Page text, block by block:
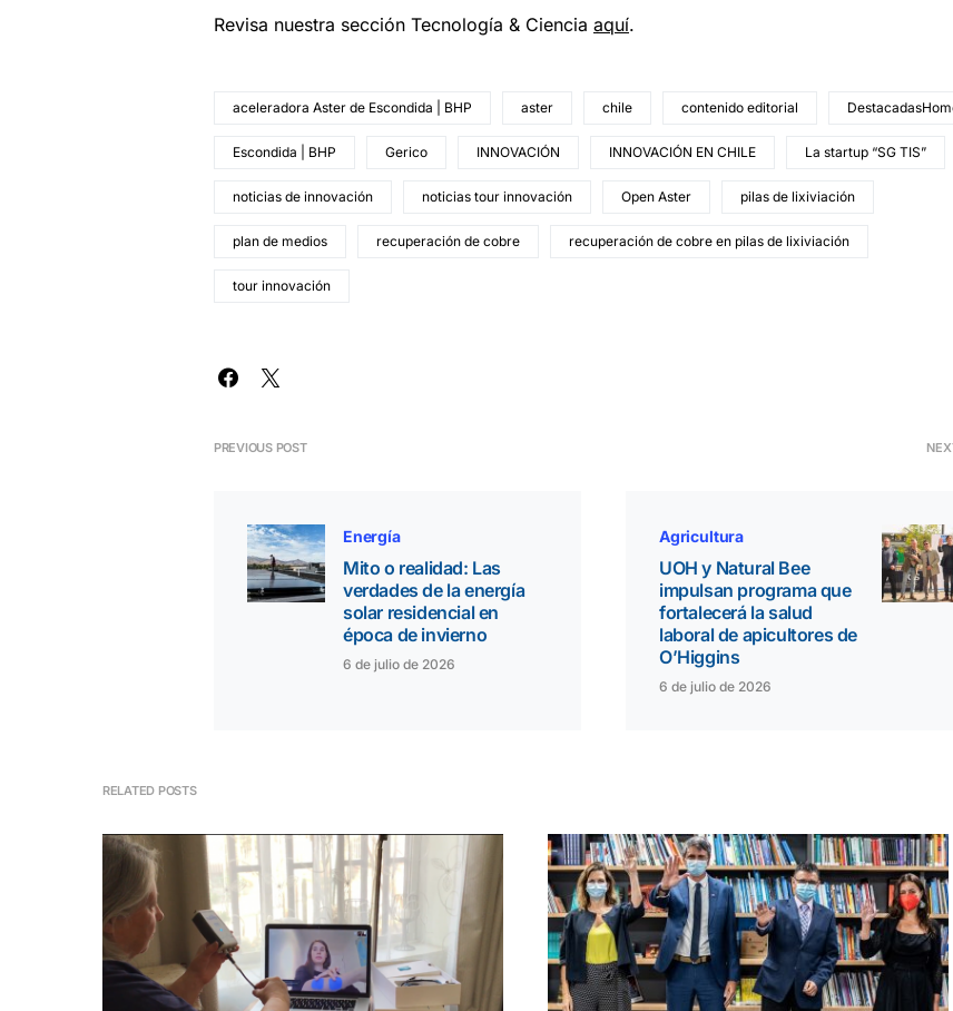
Revisa nuestra sección Tecnología & Ciencia aquí.
aceleradora Aster de Escondida | BHP aster chile contenido editorial
Escondida | BHP Gerico INNOVACIÓN INNOVACIÓN EN CHILE La startup “SG TIS”
noticias de innovación noticias tour innovación Open Aster pilas de lixiviación
plan de medios recuperación de cobre recuperación de cobre en pilas de lixiviación
tour innovación
PREVIOUS POST
Energía
Mito o realidad: Las
verdades de la energía
solar residencial en
época de invierno
6 de julio de 2026
Agricultura
UOH y Natural Bee
impulsan programa que
fortalecerá la salud
laboral de apicultores de
O’Higgins
6 de julio de 2026
RELATED POSTS